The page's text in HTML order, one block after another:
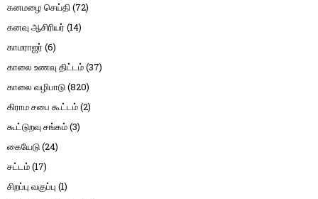
கனமழை செய்தி(72)
கனவு ஆசிரியர் (14)
காமராஜர் (6)
காலை உணவு திட்டம்(37)
காலை வழிபாடு(820)
கிராம சபை கூட்டம்(2)
கூட்டுறவு சங்கம்(3)
கையேடு(24)
சட்டம்(17)
சிறப்பு வகுப்பு (1)